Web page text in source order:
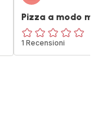
Pizza a modo mio
ratings.0
1 Recensioni